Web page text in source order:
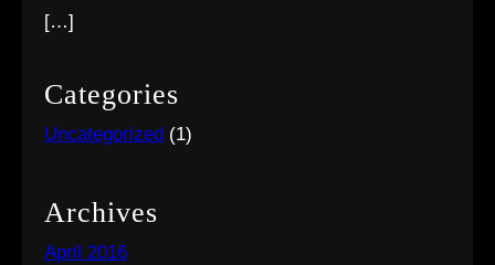
[…]
Categories
Uncategorized (1)
Archives
April 2016